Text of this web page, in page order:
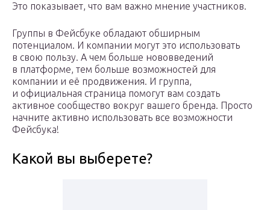
Это показывает, что вам важно мнение участников.
Группы в Фейсбуке обладают обширным
потенциалом. И компании могут это использовать
в свою пользу. А чем больше нововведений
в платформе, тем больше возможностей для
компании и её продвижения. И группа,
и официальная страница помогут вам создать
активное сообщество вокруг вашего бренда. Просто
начните активно использовать все возможности
Фейсбука!
Какой вы выберете?